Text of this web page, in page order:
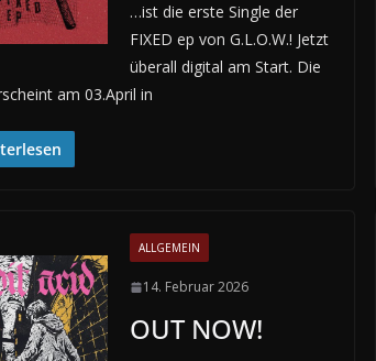
…ist die erste Single der
FIXED ep von G.L.O.W.! Jetzt
überall digital am Start. Die
am 03.April in
ALLGEMEIN
14. Februar 2026
OUT NOW!